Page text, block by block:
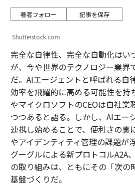
著者フォロー 記事を保存
Shutterstock.com
完全な自律性、完全な自動化はい
が、今や世界のテクノロジー業界
だ。AIエージェントと呼ばれる自
効率を飛躍的に高める可能性を持
やマイクロソフトのCEOは自社業
つつあると語る。しかし、AIエー
連携し始めることで、便利さの裏
やアイデンティティ管理の課題が
グーグルによる新プロトコルA2A
の取り組みは、ともにその「次の
基盤づくりだ。